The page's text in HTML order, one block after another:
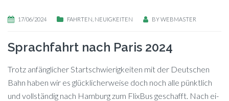
17/06/2024 FAHRTEN NEUIGKEITEN BYWEBMASTER
Sprachfahrt nach Paris 2024
Trotz an­fäng­li­cher Start­schwie­rig­kei­ten mit der Deut­schen
Bahn ha­ben wir es glück­li­cher­wei­se doch noch alle pünkt­lich
und voll­stän­dig nach Ham­burg zum Flix­Bus ge­schafft. Nach ei­